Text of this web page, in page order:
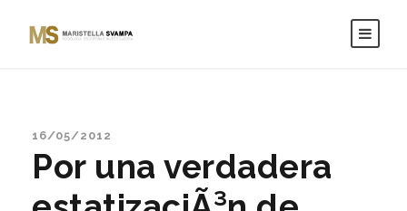
16/05/2012
Por una verdadera